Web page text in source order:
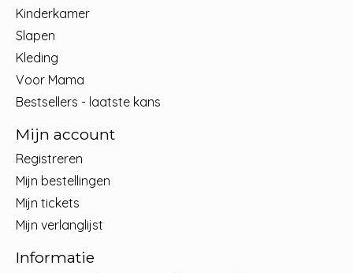
Kinderkamer
Slapen
Kleding
Voor Mama
Bestsellers - laatste kans
Mijn account
Registreren
Mijn bestellingen
Mijn tickets
Mijn verlanglijst
Informatie